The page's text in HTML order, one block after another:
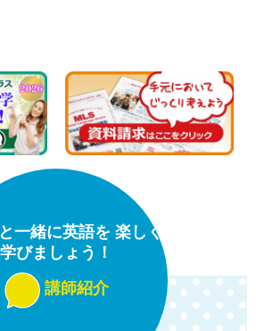
一緒に英語を 楽しく
学びましょう！
講師紹介